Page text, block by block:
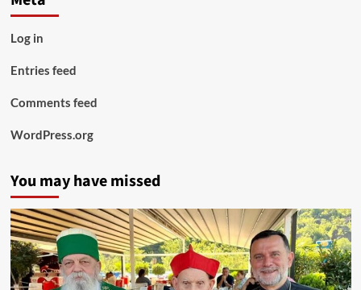
Log in
Entries feed
Comments feed
WordPress.org
You may have missed